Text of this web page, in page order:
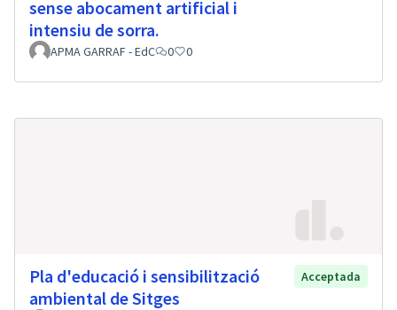
sense abocament artificial i
intensiu de sorra.
APMA GARRAF - EdC 0 0
Pla d'educació i sensibilització
ambiental de Sitges
Acceptada